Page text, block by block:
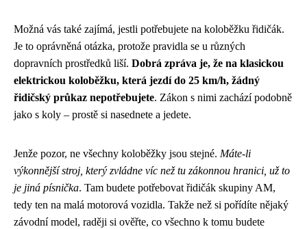
Možná vás také zajímá, jestli potřebujete na koloběžku řidičák.
Je to oprávněná otázka, protože pravidla se u různých
dopravních prostředků liší. Dobrá zpráva je, že na klasickou
elektrickou koloběžku, která jezdí do 25 km/h, žádný
řidičský průkaz nepotřebujete. Zákon s nimi zachází podobně
jako s koly – prostě si nasednete a jedete.
Jenže pozor, ne všechny koloběžky jsou stejné. Máte-li
výkonnější stroj, který zvládne víc než tu zákonnou hranici, už to
je jiná písnička. Tam budete potřebovat řidičák skupiny AM,
tedy ten na malá motorová vozidla. Takže než si pořídíte nějaký
závodní model, raději si ověřte, co všechno k tomu budete